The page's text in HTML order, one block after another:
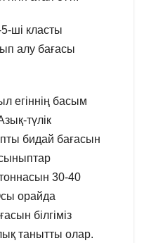
ші класты
алу бағасы
егіннің басым
түлік
бидай бағасын
тоннасын 30-40
орайда
білгіміз
танытты олар.